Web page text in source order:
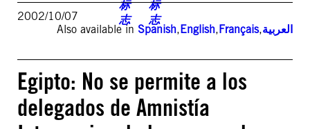
2002/10/07
Also available in Spanish,English,Français,العربية
Egipto: No se permite a los
delegados de Amnistía